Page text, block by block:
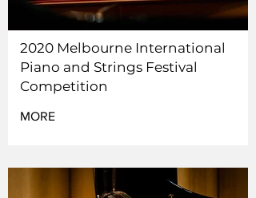
2020 Melbourne International
Piano and Strings Festival
Competition
MORE